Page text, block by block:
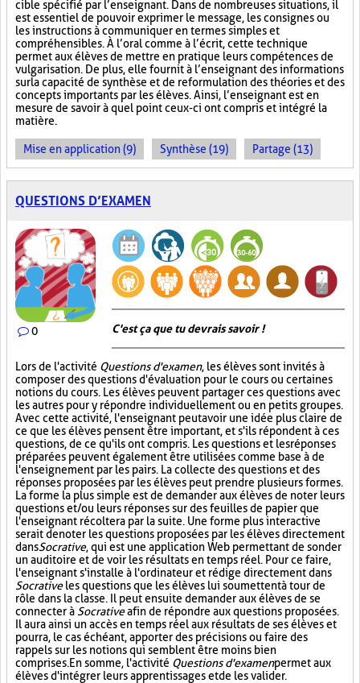
cible spécifié par l’enseignant. Dans de nombreuses situations, il
est essentiel de pouvoir exprimer le message, les consignes ou
les instructions à communiquer en termes simples et
compréhensibles. À l’oral comme à l’écrit, cette technique
permet aux élèves de mettre en pratique leurs compétences de
vulgarisation. De plus, elle fournit à l’enseignant des informations
sur la capacité de synthèse et de reformulation des théories et des
concepts importants par les élèves. Ainsi, l’enseignant est en
mesure de savoir à quel point ceux-ci ont compris et intégré la
matière.
Mise en application (9) Synthèse (19) Partage (13)
QUESTIONS D’EXAMEN
0 C'est ça que tu devrais savoir !
Lors de l'activité Questions d'examen, les élèves sont invités à
composer des questions d'évaluation pour le cours ou certaines
notions du cours. Les élèves peuvent partager ces questions avec
les autres pour y répondre individuellement ou en petits groupes.
Avec cette activité, l'enseignant peut avoir une idée plus claire de
ce que les élèves pensent être important, et s'ils répondent à ces
questions, de ce qu'ils ont compris. Les questions et les réponses
préparées peuvent également être utilisées comme base à de
l'enseignement par les pairs. La collecte des questions et des
réponses proposées par les élèves peut prendre plusieurs formes.
La forme la plus simple est de demander aux élèves de noter leurs
questions et/ou leurs réponses sur des feuilles de papier que
l'enseignant récoltera par la suite. Une forme plus interactive
serait de noter les questions proposées par les élèves directement
dansSocrative, qui est une application Web permettant de sonder
un auditoire et de voir les résultats en temps réel. Pour ce faire,
l'enseignant s'installe à l'ordinateur et rédige directement dans
Socrativeles questions que les élèves lui soumettent à tour de
rôle dans la classe. Il peut ensuite demander aux élèves de se
connecter à Socrativeafin de répondre aux questions proposées.
Il aura ainsi un accès en temps réel aux résultats de ses élèves et
pourra, le cas échéant, apporter des précisions ou faire des
rappels sur les notions qui semblent être moins bien
comprises. En somme, l'activité Questions d'examenpermet aux
élèves d'intégrer leurs apprentissages et de les valider.